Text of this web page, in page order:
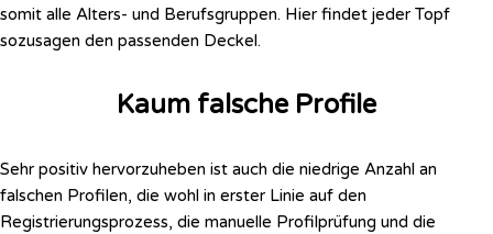
somit alle Alters- und Berufsgruppen. Hier findet jeder Topf
sozusagen den passenden Deckel.
Kaum falsche Profile
Sehr positiv hervorzuheben ist auch die niedrige Anzahl an
falschen Profilen, die wohl in erster Linie auf den
Registrierungsprozess, die manuelle Profilprüfung und die